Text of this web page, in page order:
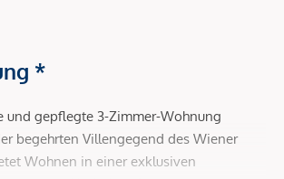
*
und gepflegte 3-Zimmer-Wohnung
begehrten Villengegend des Wiener
Wohnen in einer exklusiven